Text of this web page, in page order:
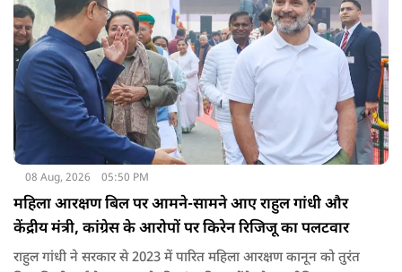
08 Aug, 2026 05:50 PM
महिला आरक्षण बिल पर आमने-सामने आए राहुल गांधी और
केंद्रीय मंत्री, कांग्रेस के आरोपों पर किरेन रिजिजू का पलटवार
राहुल गांधी ने सरकार से 2023 में पारित महिला आरक्षण कानून को तुरंत